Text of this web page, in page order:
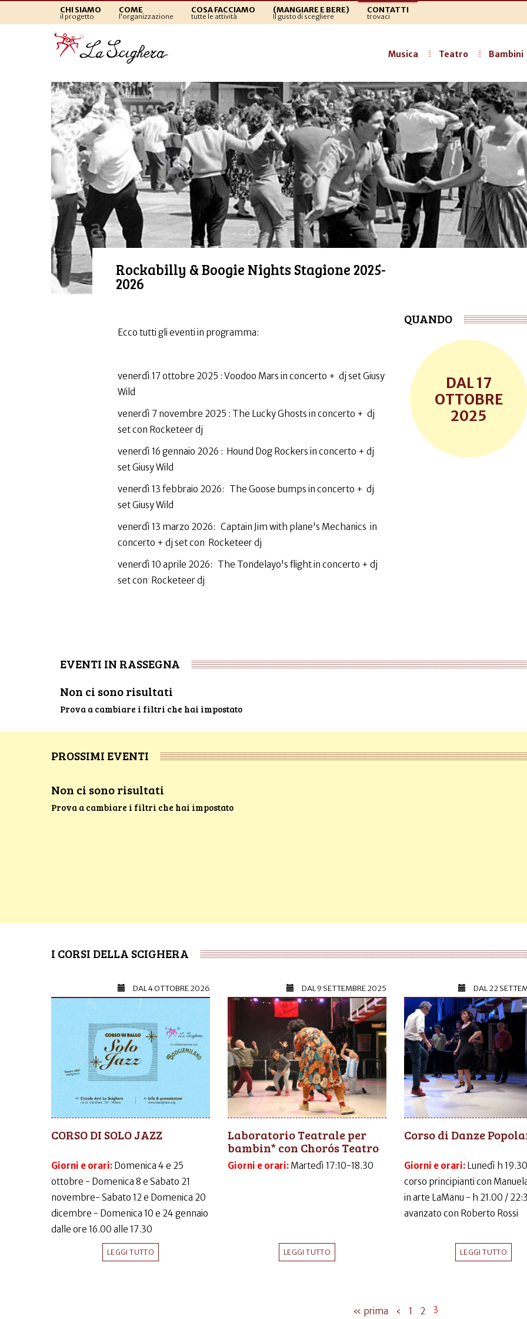
CHI SIAMO
il progetto
COME
l'organizzazione
COSA FACCIAMO
tutte le attività
(MANGIARE E BERE)
Il gusto di scegliere
CONTATTI
trovaci
Musica Teatro Bambini
Rockabilly & Boogie Nights Stagione 2025-
2026
Ecco tutti gli eventi in programma:
venerdì 17 ottobre 2025 : Voodoo Mars in concerto + dj set Giusy
Wild
venerdì 7 novembre 2025 : The Lucky Ghosts in concerto + dj
set con Rocketeer dj
venerdì 16 gennaio 2026 : Hound Dog Rockers in concerto + dj
set Giusy Wild
venerdì 13 febbraio 2026: The Goose bumps in concerto + dj
set Giusy Wild
venerdì 13 marzo 2026: Captain Jim with plane's Mechanics in
concerto + dj set con Rocketeer dj
venerdì 10 aprile 2026: The Tondelayo's flight in concerto + dj
set con Rocketeer dj
QUANDO
17
OTTOBRE
2025
EVENTI IN RASSEGNA
Non ci sono risultati
Prova a cambiare i filtri che hai impostato
PROSSIMI EVENTI
Non ci sono risultati
Prova a cambiare i filtri che hai impostato
I CORSI DELLA SCIGHERA
DAL4 OTTOBRE 2026
CORSO DI SOLO JAZZ
Giorni e orari: Domenica 4 e 25
ottobre - Domenica 8 e Sabato 21
novembre- Sabato 12 e Domenica 20
dicembre - Domenica 10 e 24 gennaio
dalle ore 16.00 alle 17.30
LEGGI TUTTO
DAL9 SETTEMBRE 2025
Laboratorio Teatrale per
bambin* con Chorós Teatro
Giorni e orari: Martedì 17:10-18.30
LEGGI TUTTO
DAL22
Corso di Danze
Giorni e orari: Lunedì h
corso principianti con
in arte LaManu - h 21.00 /
avanzato con Roberto Rossi
LEGGI TUTTO
« prima ‹ 1 2 3